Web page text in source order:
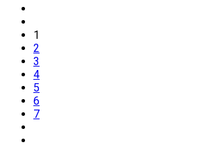
1
2
3
4
5
6
7